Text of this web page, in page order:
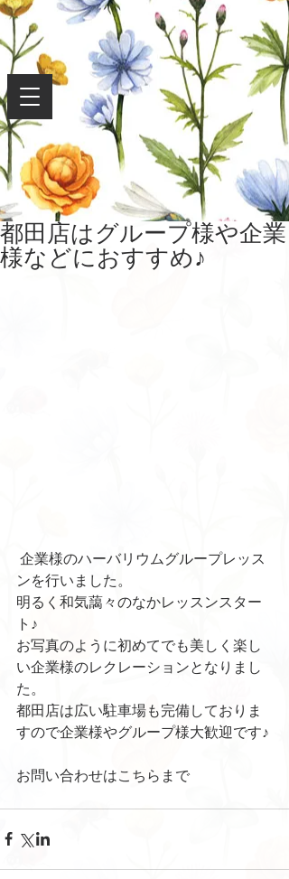
都田店はグループ様や企業
様などにおすすめ♪
ンを行いました。
明るく和気藹々のなかレッスンスター
ト♪
お写真のように初めてでも美しく楽し
い企業様のレクレーションとなりまし
た。
都田店は広い駐車場も完備しておりま
すので企業様やグループ様大歓迎です♪
お問い合わせはこちらまで